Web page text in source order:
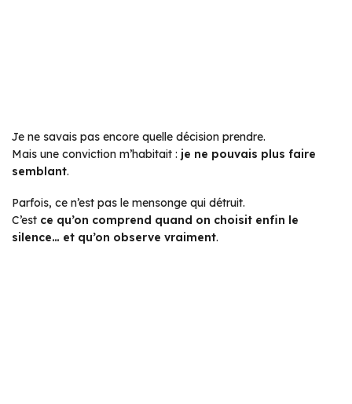
Je ne savais pas encore quelle décision prendre.
Mais une conviction m’habitait : je ne pouvais plus faire
semblant.
Parfois, ce n’est pas le mensonge qui détruit.
C’est ce qu’on comprend quand on choisit enfin le
silence… et qu’on observe vraiment.